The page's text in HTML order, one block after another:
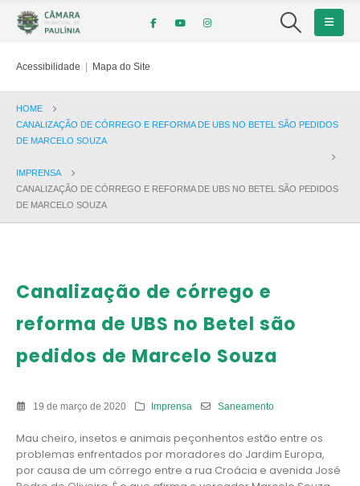
Acessibilidade | Mapa do Site
HOME
CANALIZAÇÃO DE CÓRREGO E REFORMA DE UBS NO BETEL SÃO PEDIDOS
DE MARCELO SOUZA
IMPRENSA
CANALIZAÇÃO DE CÓRREGO E REFORMA DE UBS NO BETEL SÃO PEDIDOS
DE MARCELO SOUZA
Canalização de córrego e
reforma de UBS no Betel são
pedidos de Marcelo Souza
19 de março de 2020 Imprensa Saneamento
Mau cheiro, insetos e animais peçonhentos estão entre os
problemas enfrentados por moradores do Jardim Europa,
por causa de um córrego entre a rua Croácia e avenida José